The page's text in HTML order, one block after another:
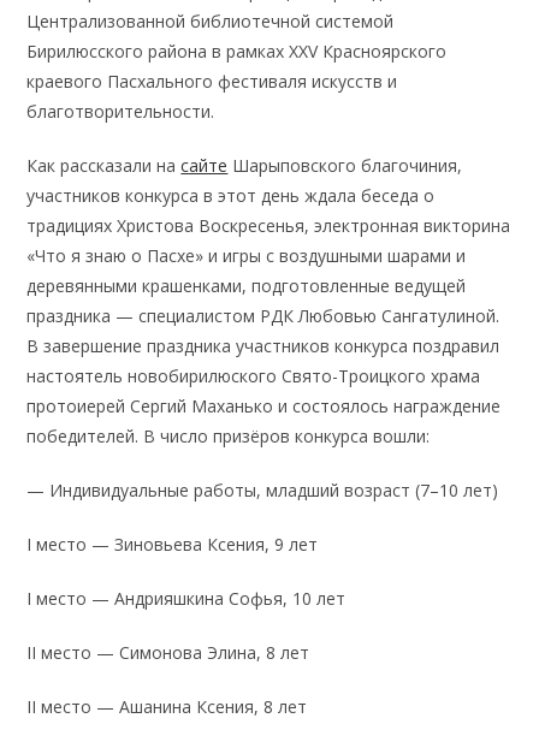
Централизованной библиотечной системой
Бирилюсского района в рамках XXV Красноярского
краевого Пасхального фестиваля искусств и
благотворительности.
Как рассказали насайте Шарыповского благочиния,
участников конкурса в этот день ждала беседа о
традициях Христова Воскресенья, электронная викторина
«Что я знаю о Пасхе» и игры с воздушными шарами и
деревянными крашенками, подготовленные ведущей
праздника — специалистом РДК Любовью Сангатулиной.
В завершение праздника участников конкурса поздравил
настоятель новобирилюского Свято-Троицкого храма
протоиерей Сергий Маханько и состоялось награждение
победителей. В число призёров конкурса вошли:
— Индивидуальные работы, младший возраст (7–10 лет)
I место — Зиновьева Ксения, 9 лет
I место — Андрияшкина Софья, 10 лет
II место — Симонова Элина, 8 лет
II место — Ашанина Ксения, 8 лет